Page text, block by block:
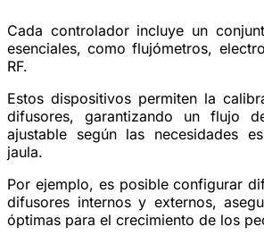
Cada controlador incluye un
esenciales, como flujómetros,
RF.
Estos dispositivos permiten la
difusores, garantizando un flujo
ajustable según las necesidades
jaula.
Por ejemplo, es posible configurar
difusores internos y externos,
óptimas para el crecimiento de los